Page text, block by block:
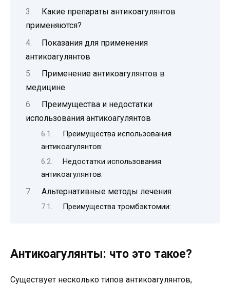
Какие препараты антикоагулянтов
применяются?
Показания для применения
антикоагулянтов
Применение антикоагулянтов в
медицине
Преимущества и недостатки
использования антикоагулянтов
Преимущества использования
антикоагулянтов:
Недостатки использования
антикоагулянтов:
Альтернативные методы лечения
Преимущества тромбэктомии:
Антикоагулянты: что это такое?
Существует несколько типов антикоагулянтов,